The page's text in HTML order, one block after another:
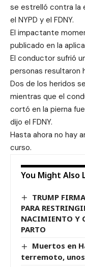
se estrelló contra la
el NYPD y el FDNY.
El impactante
publicado en la
El conductor sufrió
personas resultaron
Dos de los heridos
mientras que el
cortó en la pierna
dijo el FDNY.
Hasta ahora no hay
curso.
You Might Also
TRUMP
PARA
NACIMIENTO Y
PARTO
Muertos en
terremoto,